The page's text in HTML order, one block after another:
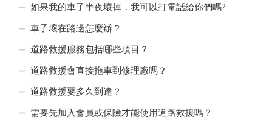
如果我的車子半夜壞掉，我可以打電話給你們嗎?
車子壞在路邊怎麼辦？
道路救援服務包括哪些項目？
道路救援會直接拖車到修理廠嗎？
道路救援要多久到達？
需要先加入會員或保險才能使用道路救援嗎？